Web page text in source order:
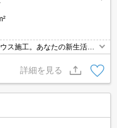
ス施工。あなたの新生活を
詳細を見る